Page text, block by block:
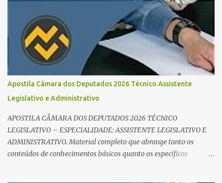
Edital Verticalizado Não comece a estudar sem ler o edital. A dica
de ouro é criar um edital verticalizado . Liste todos os tópicos e
marque seu progresso (Teoria / Resumo / Questões). Isso evita que
você perca tempo com conteúdos irrelevantes e garante que você
bata todo o conteúdo programático. Palavras-chave para o seu
sucesso: Cronograma de estudos dinâmico; Técnica Pomodoro
para foco total; Foco em disciplinas básicas (Português, RLM e
Direito Administrativo). 🔄 2. Revisão Espaç...
Apostila Câmara dos Deputados 2026 Técnico Assistente
Legislativo e Administrativo
APOSTILA CÂMARA DOS DEPUTADOS 2026 TÉCNICO
LEGISLATIVO – ESPECIALIDADE: ASSISTENTE LEGISLATIVO E
ADMINISTRATIVO. Material completo que abrange tanto os
conteúdos de conhecimentos básicos quanto os específicos